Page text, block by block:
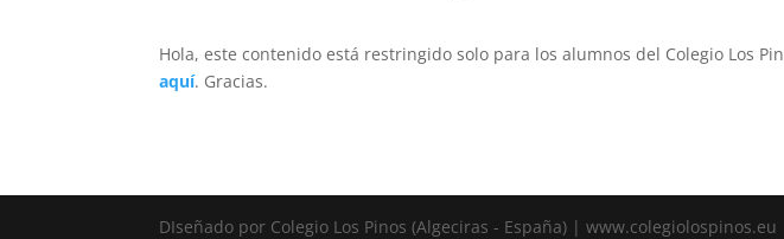
Hola, este contenido está restringido solo para los alumnos del Colegio Los
aquí. Gracias.
DIseñado por Colegio Los Pinos (Algeciras - España) | www.colegiolospinos.eu